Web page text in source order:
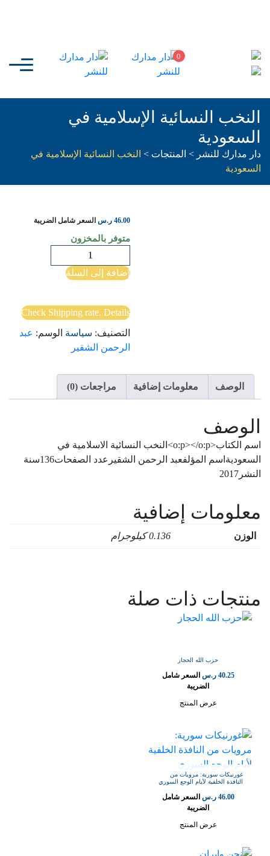
0
النخب النسائية الإسلامية في
السعودية
دار مدارك للنشر > المنتجات > النخب النسائية الإسلامية في
السعودية
46.00 ر.س السعر شامل الضريبة
متوفر بالمخزون
النخب
النسائية
في
إضافة إلى السلة
Check Shipping rate. Details
التصنيف: سياسة الوسم: عبد
الرحمن الشقير
الوصف معلومات إضافية مراجعات (0)
الوصف
اسم الكتاب<o:p></o:p>النخب النسائية الاسلامية في
السعوديةاسم المؤلفعبد الرحمن الشقيرعدد الصفحات136سنة
النشر2017
معلومات إضافية
الوزن 0.136 كيلوجرام
منتجات ذات صلة
حزب الله الحجاز
40.25 ر.س السعر شامل
الضريبة
عرض المنتج
غورنيكات سورية: مرويات من
النافذة الخلفية لأيام الوجع السوري
46.00 ر.س السعر شامل
الضريبة
عرض المنتج